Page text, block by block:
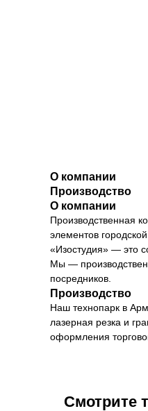
О компании
Производство
О компании
Производственная
элементов
«Изостудия» — это
Мы —
посредников.
Производство
Наш технопарк в
лазерная резка и
оформления
Смотрите